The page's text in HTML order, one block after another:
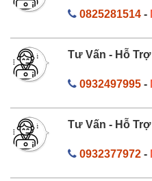
0825281514-
Tư Vấn - Hỗ
0932497995-
Tư Vấn - Hỗ
0932377972-